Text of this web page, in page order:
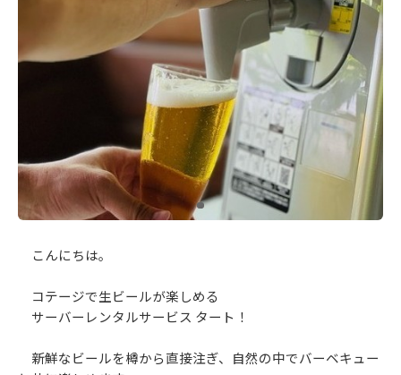
こんにちは。
コテージで生ビールが楽しめる
サーバーレンタルサービス タート！
新鮮なビールを樽から直接注ぎ、自然の中でバーベキュー